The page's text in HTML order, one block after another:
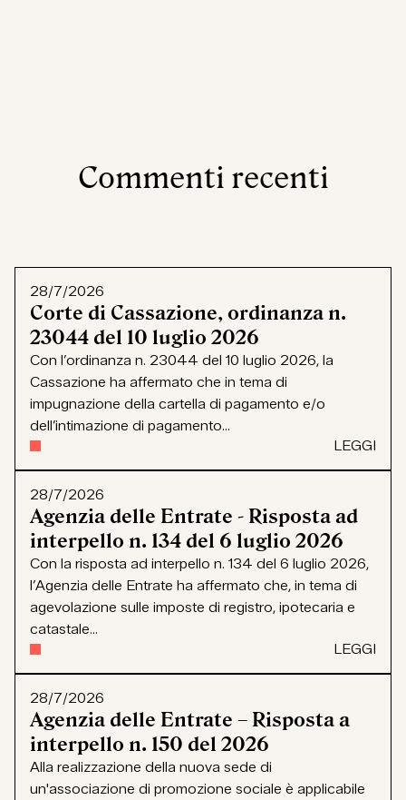
Commenti recenti
28/7/2026
Corte di Cassazione, ordinanza n.
23044 del 10 luglio 2026
Con l’ordinanza n. 23044 del 10 luglio 2026, la
Cassazione ha affermato che in tema di
impugnazione della cartella di pagamento e/o
dell’intimazione di pagamento...
LEGGI
28/7/2026
Agenzia delle Entrate - Risposta ad
interpello n. 134 del 6 luglio 2026
Con la risposta ad interpello n. 134 del 6 luglio 2026,
l’Agenzia delle Entrate ha affermato che, in tema di
agevolazione sulle imposte di registro, ipotecaria e
catastale...
LEGGI
28/7/2026
Agenzia delle Entrate – Risposta a
interpello n. 150 del 2026
Alla realizzazione della nuova sede di
un'associazione di promozione sociale è applicabile